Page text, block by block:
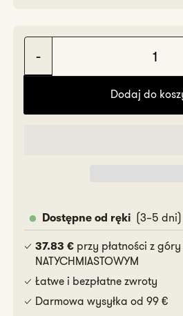
Dodaj do
Mia
Dostępne od ręki (3–5
37.83 € przy płatności z
NATYCHMIASTOWYM
Łatwe i bezpłatne zwroty
Darmowa wysyłka od 99 €